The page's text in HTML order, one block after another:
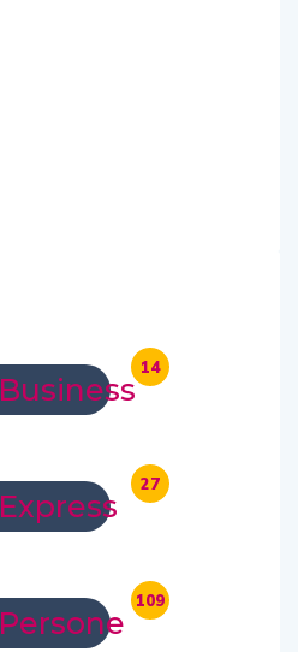
Business
14
Express
27
Persone
109